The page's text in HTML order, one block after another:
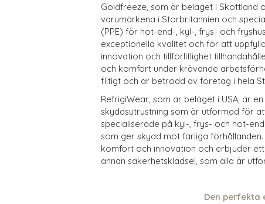
Goldfreeze, som är beläget i Skottland
varumärkena i Storbritannien och
(PPE) för hot-end-, kyl-, frys- och
exceptionella kvalitet och för att
innovation och tillförlitlighet
och komfort under krävande
flitigt och är betrodd av företag i hela
RefrigiWear, som är beläget i USA, är
skyddsutrustning som är utformad för
specialiserade på kyl-, frys- och hot-
som ger skydd mot farliga
komfort och innovation och erbjuder
annan säkerhetsklädsel, som alla är
Den perfekta